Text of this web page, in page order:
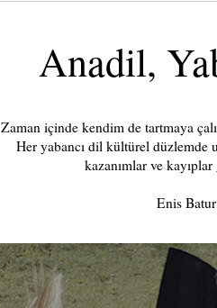
Anadil,
Zaman içinde kendim de tartmaya
Her yabancı dil kültürel düzlemde
kazanımlar ve
Enis